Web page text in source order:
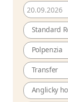
Standard
Polpenzia
Transfer
Anglicky